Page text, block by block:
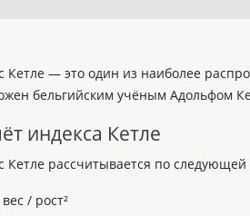
Кетле — это один из наиболее
бельгийским учёным Адольфом
индекса Кетле
Кетле рассчитывается по
/ рост²